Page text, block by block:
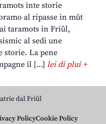
inte storie
al ripasse in mût
taramots in Friûl,
al sedi une
storie. La pene
il […] lei di plui +
dal Friûl
PolicyCookie Policy